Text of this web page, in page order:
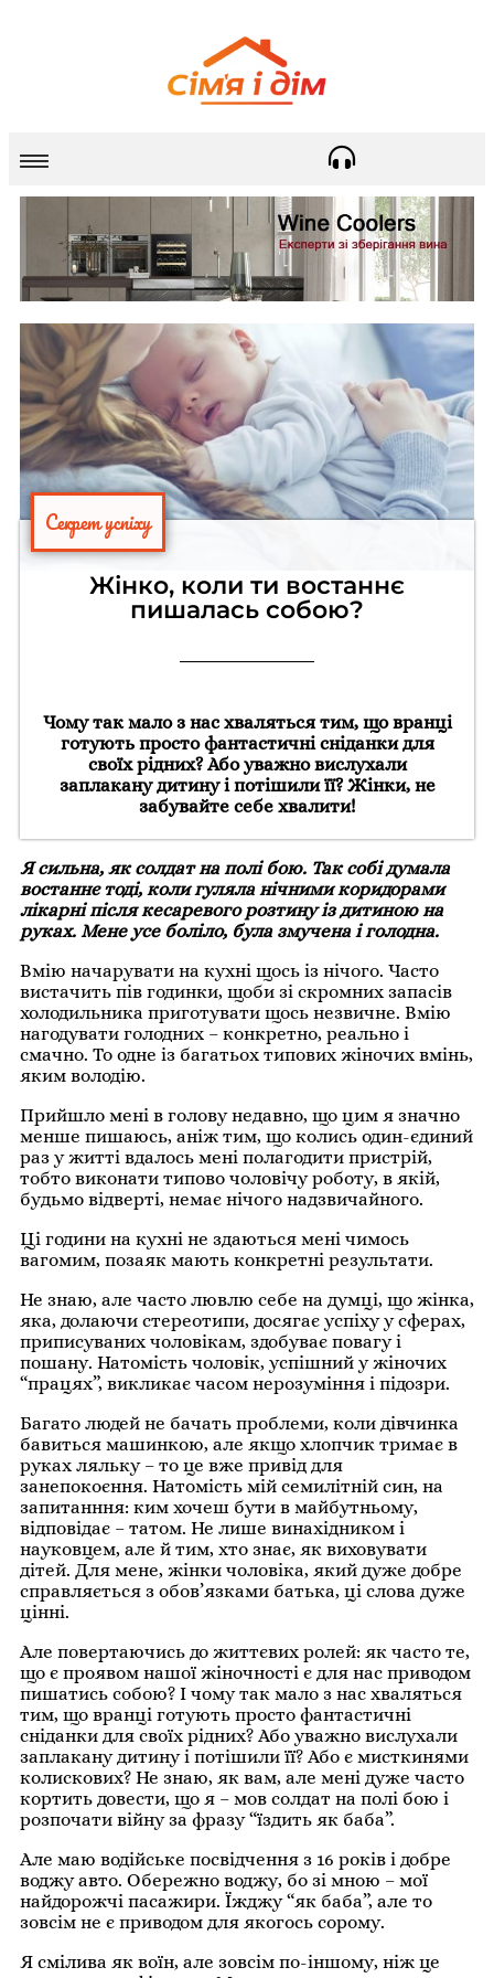
Секрет успіху
Жінко, коли ти востаннє
пишалась собою?
Чому так мало з нас хваляться тим, що вранці
готують просто фантастичні сніданки для
своїх рідних? Або уважно вислухали
заплакану дитину і потішили її? Жінки, не
забувайте себе хвалити!
Я сильна, як солдат на полі бою. Так собі думала
востаннє тоді, коли гуляла нічними коридорами
лікарні після кесаревого розтину із дитиною на
руках. Мене усе боліло, була змучена і голодна.
Вмію начарувати на кухні щось із нічого. Часто
вистачить пів годинки, щоби зі скромних запасів
холодильника приготувати щось незвичне. Вмію
нагодувати голодних – конкретно, реально і
смачно. То одне із багатьох типових жіночих вмінь,
яким володію.
Прийшло мені в голову недавно, що цим я значно
менше пишаюсь, аніж тим, що колись один-єдиний
раз у житті вдалось мені полагодити пристрій,
тобто виконати типово чоловічу роботу, в якій,
будьмо відверті, немає нічого надзвичайного.
Ці години на кухні не здаються мені чимось
вагомим, позаяк мають конкретні результати.
Не знаю, але часто лювлю себе на думці, що жінка,
яка, долаючи стереотипи, досягає успіху у сферах,
приписуваних чоловікам, здобуває повагу і
пошану. Натомість чоловік, успішний у жіночих
“працях”, викликає часом нерозуміння і підозри.
Багато людей не бачать проблеми, коли дівчинка
бавиться машинкою, але якщо хлопчик тримає в
руках ляльку – то це вже привід для
занепокоєння. Натомість мій семилітній син, на
запитанння: ким хочеш бути в майбутньому,
відповідає – татом. Не лише винахідником і
науковцем, але й тим, хто знає, як виховувати
дітей. Для мене, жінки чоловіка, який дуже добре
справляється з обов’язками батька, ці слова дуже
цінні.
Але повертаючись до життєвих ролей: як часто те,
що є проявом нашої жіночності є для нас приводом
пишатись собою? І чому так мало з нас хваляться
тим, що вранці готують просто фантастичні
сніданки для своїх рідних? Або уважно вислухали
заплакану дитину і потішили її? Або є мисткинями
колискових? Не знаю, як вам, але мені дуже часто
кортить довести, що я – мов солдат на полі бою і
розпочати війну за фразу “їздить як баба”.
Але маю водійське посвідчення з 16 років і добре
воджу авто. Обережно воджу, бо зі мною – мої
найдорожчі пасажири. Їжджу “як баба”, але то
зовсім не є приводом для якогось сорому.
Я смілива як воїн, але зовсім по-іншому, ніж це